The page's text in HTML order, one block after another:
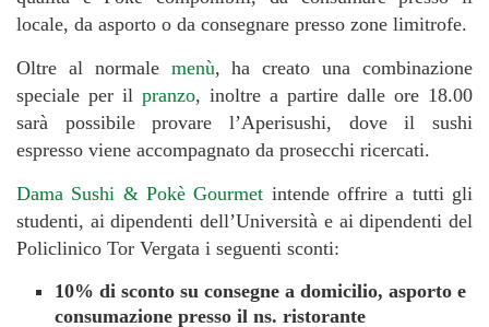
locale, da asporto o da consegnare presso zone limitrofe.
Oltre al normale menù, ha creato una combinazione
speciale per il pranzo, inoltre a partire dalle ore 18.00
sarà possibile provare l’Aperisushi, dove il sushi
espresso viene accompagnato da prosecchi ricercati.
Dama Sushi & Pokè Gourmet intende offrire a tutti gli
studenti, ai dipendenti dell’Università e ai dipendenti del
Policlinico Tor Vergata i seguenti sconti:
10% di sconto su consegne a domicilio, asporto e
consumazione presso il ns. ristorante